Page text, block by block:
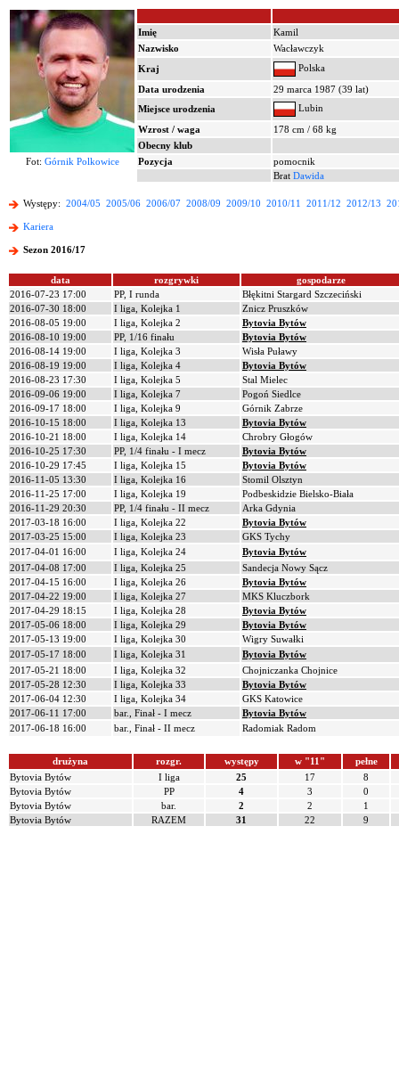
Imię
Kamil
Nazwisko
Wacławczyk
Kraj
Polska
Data urodzenia
29 marca 1987 (39 lat)
Miejsce urodzenia
Lubin
Wzrost / waga
178 cm / 68 kg
Obecny klub
Fot: Górnik Polkowice Pozycja
pomocnik
Brat Dawida
Występy: 2004/05 2005/06 2006/07 2008/09 2009/10 2010/11 2011/12 2012/13
Kariera
Sezon 2016/17
data rozgrywki
gospodarze
2016-07-23 17:00
PP, I runda
Błękitni Stargard Szczeciński
2016-07-30 18:00
I liga, Kolejka 1
Znicz Pruszków
2016-08-05 19:00
I liga, Kolejka 2
Bytovia Bytów
2016-08-10 19:00
PP, 1/16 finału
Bytovia Bytów
2016-08-14 19:00
I liga, Kolejka 3
Wisła Puławy
2016-08-19 19:00
I liga, Kolejka 4
Bytovia Bytów
2016-08-23 17:30
I liga, Kolejka 5
Stal Mielec
2016-09-06 19:00
I liga, Kolejka 7
Pogoń Siedlce
2016-09-17 18:00
I liga, Kolejka 9
Górnik Zabrze
2016-10-15 18:00
I liga, Kolejka 13
Bytovia Bytów
2016-10-21 18:00
I liga, Kolejka 14
Chrobry Głogów
2016-10-25 17:30
PP, 1/4 finału - I mecz
Bytovia Bytów
2016-10-29 17:45
I liga, Kolejka 15
Bytovia Bytów
2016-11-05 13:30
I liga, Kolejka 16
Stomil Olsztyn
2016-11-25 17:00
I liga, Kolejka 19
Podbeskidzie Bielsko-Biała
2016-11-29 20:30
PP, 1/4 finału - II mecz
Arka Gdynia
2017-03-18 16:00
I liga, Kolejka 22
Bytovia Bytów
2017-03-25 15:00
I liga, Kolejka 23
GKS Tychy
2017-04-01 16:00
I liga, Kolejka 24
Bytovia Bytów
2017-04-08 17:00
I liga, Kolejka 25
Sandecja Nowy Sącz
2017-04-15 16:00
I liga, Kolejka 26
Bytovia Bytów
2017-04-22 19:00
I liga, Kolejka 27
MKS Kluczbork
2017-04-29 18:15
I liga, Kolejka 28
Bytovia Bytów
2017-05-06 18:00
I liga, Kolejka 29
Bytovia Bytów
2017-05-13 19:00
I liga, Kolejka 30
Wigry Suwałki
2017-05-17 18:00
I liga, Kolejka 31
Bytovia Bytów
2017-05-21 18:00
I liga, Kolejka 32
Chojniczanka Chojnice
2017-05-28 12:30
I liga, Kolejka 33
Bytovia Bytów
2017-06-04 12:30
I liga, Kolejka 34
GKS Katowice
2017-06-11 17:00
bar., Finał - I mecz
Bytovia Bytów
2017-06-18 16:00
bar., Finał - II mecz Radomiak Radom
drużyna rozgr. występy w "11"
pełne
Bytovia Bytów
I liga 25 17
8
Bytovia Bytów
PP 4 3
0
Bytovia Bytów
bar. 2 2
1
Bytovia Bytów
RAZEM 31 22 9